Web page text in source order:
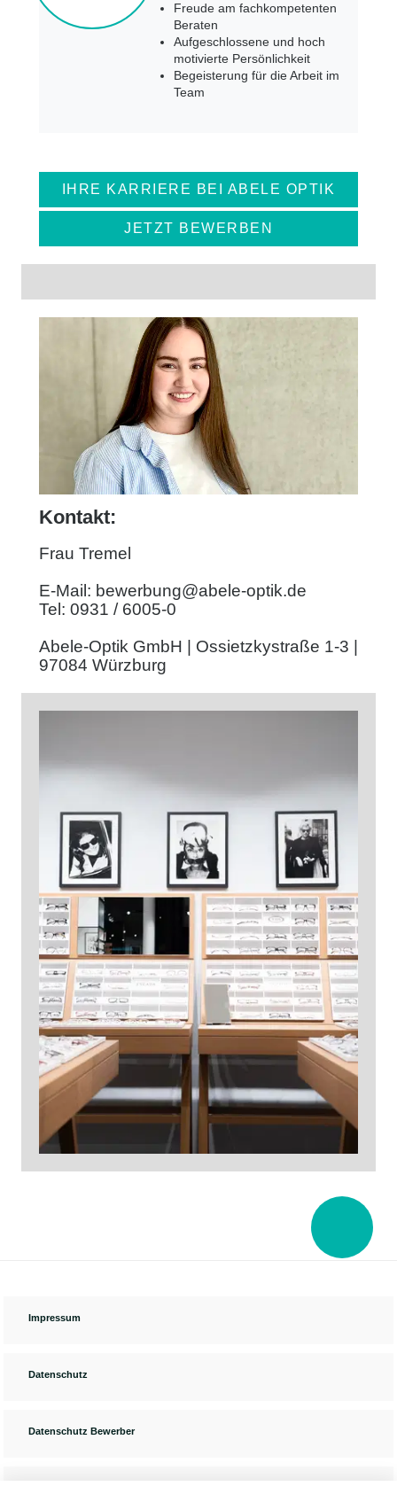
Freude am fachkompetenten
Beraten
Aufgeschlossene und hoch
motivierte Persönlichkeit
Begeisterung für die Arbeit im
Team
IHRE KARRIERE BEI ABELE OPTIK
JETZT BEWERBEN
Kontakt:
Frau Tremel
E-Mail: bewerbung@abele-optik.de
Tel: 0931 / 6005-0
Abele-Optik GmbH | Ossietzkystraße 1-3 |
97084 Würzburg
Impressum
Datenschutz
Datenschutz Bewerber